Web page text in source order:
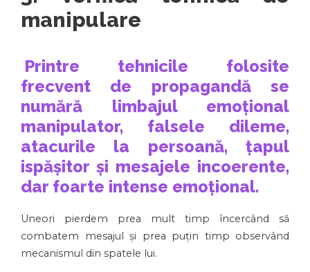
manipulare
Printre tehnicile folosite
frecvent de propagandă se
numără limbajul emoțional
manipulator, falsele dileme,
atacurile la persoană, țapul
ispășitor și mesajele incoerente,
dar foarte intense emoțional.
Uneori pierdem prea mult timp încercând să
combatem mesajul și prea puțin timp observând
mecanismul din spatele lui.